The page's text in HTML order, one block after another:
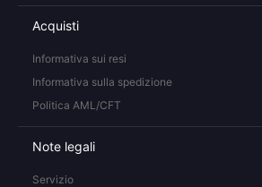
Acquisti
Informativa sui resi
Informativa sulla spedizione
Politica AML/CFT
Note legali
Servizio